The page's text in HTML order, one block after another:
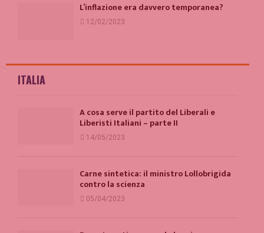
L’inflazione era davvero temporanea?
12/02/2023
ITALIA
A cosa serve il partito del Liberali e
Liberisti Italiani – parte II
14/05/2023
Carne sintetica: il ministro Lollobrigida
contro la scienza
05/04/2023